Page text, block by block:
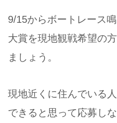
9/15からボートレース
大賞を現地観戦希望の
ましょう。
現地近くに住んでいる
できると思って応募し